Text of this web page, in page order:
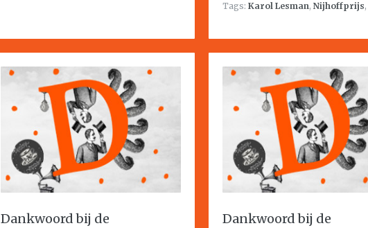
Tags: Karol Lesman, Nijhoffprijs,
Dankwoord bij de
Dankwoord bij de